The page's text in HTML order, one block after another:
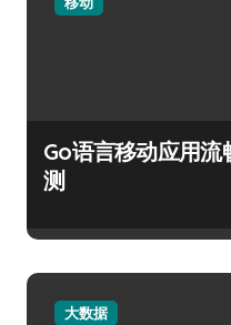
Go语言移动应用流
测
大数据